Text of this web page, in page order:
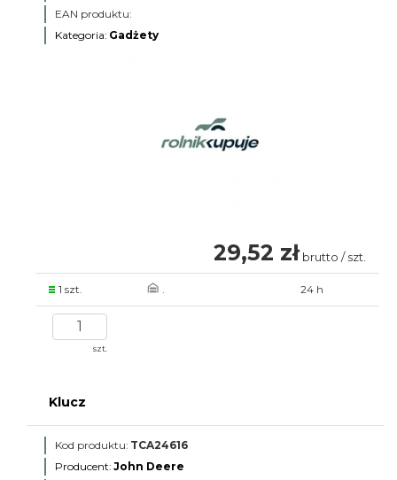
EAN produktu:
Kategoria: Gadżety
29,52 zł brutto / szt.
1 szt. . 24 h
szt.
Klucz
Kod produktu: TCA24616
Producent: John Deere